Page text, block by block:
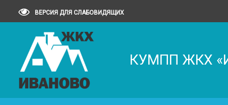
ВЕРСИЯ ДЛЯ СЛАБОВИДЯЩИХ
КУМПП ЖКХ